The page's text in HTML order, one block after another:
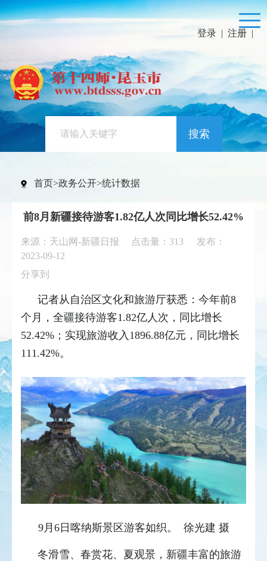
登录 | 注册 |
搜索
首页>政务公开>统计数据
前8月新疆接待游客1.82亿人次同比增长52.42%
来源：天山网-新疆日报 点击量： 313
发布：
2023-09-12
分享到
记者从自治区文化和旅游厅获悉：今年前8
个月，全疆接待游客1.82亿人次，同比增长
52.42%；实现旅游收入1896.88亿元，同比增长
111.42%。
9月6日喀纳斯景区游客如织。 徐光建 摄
冬滑雪、春赏花、夏观景，新疆丰富的旅游